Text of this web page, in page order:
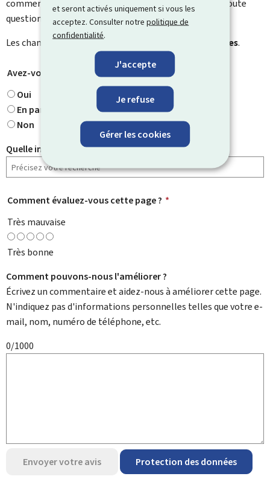
et seront activés uniquement si vous les
acceptez. Consulter notrepolitique de
confidentialité.
J'accepte
Je refuse
Gérer les cookies
commentaire. Utilisez le formulaire de contact pour toute
question particulière.
Les champs marqués d’une étoile (
obligatoires.
Avez-vous trouvé ce que vous cherchiez ?
Oui
En partie
Non
Quelle information cherchiez-vous ?
Comment évaluez-vous cette page ? *
Très mauvaise
Très bonne
Comment pouvons-nous l'améliorer ?
Écrivez un commentaire et aidez-nous à améliorer cette page.
N'indiquez pas d'informations personnelles telles que votre e-
mail, nom, numéro de téléphone, etc.
0/1000
Envoyer votre avis Protection des données